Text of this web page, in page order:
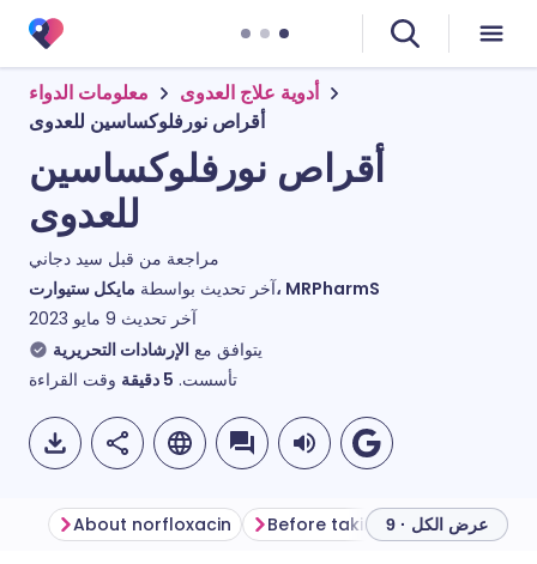
معلومات الدواء
أدوية علاج العدوى
أقراص نورفلوكساسين للعدوى
أقراص نورفلوكساسين
للعدوى
مراجعة من قبل سيد دجاني
آخر تحديث بواسطةمايكل ستيوارت، MRPharmS
آخر تحديث 9 مايو 2023
يتوافق مع الإرشادات التحريرية
تأسست. 5 دقيقة وقت القراءة
About norfloxacin Before taking norfloxacin
عرض الكل · 9